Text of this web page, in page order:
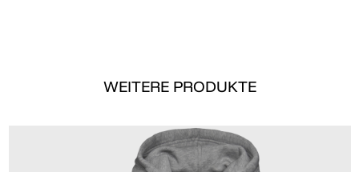
WEITERE PRODUKTE